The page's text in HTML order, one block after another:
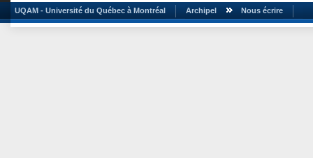
UQAM - Université du Québec à Montréal Archipel Nous écrire